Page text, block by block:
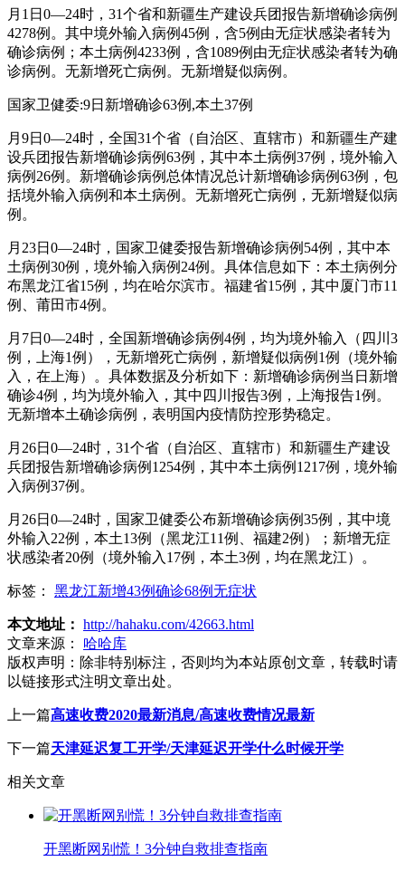
月1日0—24时，31个省和新疆生产建设兵团报告新增确诊病例
4278例。其中境外输入病例45例，含5例由无症状感染者转为
确诊病例；本土病例4233例，含1089例由无症状感染者转为确
诊病例。无新增死亡病例。无新增疑似病例。
国家卫健委:9日新增确诊63例,本土37例
月9日0—24时，全国31个省（自治区、直辖市）和新疆生产建
设兵团报告新增确诊病例63例，其中本土病例37例，境外输入
病例26例。新增确诊病例总体情况总计新增确诊病例63例，包
括境外输入病例和本土病例。无新增死亡病例，无新增疑似病
例。
月23日0—24时，国家卫健委报告新增确诊病例54例，其中本
土病例30例，境外输入病例24例。具体信息如下：本土病例分
布黑龙江省15例，均在哈尔滨市。福建省15例，其中厦门市11
例、莆田市4例。
月7日0—24时，全国新增确诊病例4例，均为境外输入（四川3
例，上海1例），无新增死亡病例，新增疑似病例1例（境外输
入，在上海）。具体数据及分析如下：新增确诊病例当日新增
确诊4例，均为境外输入，其中四川报告3例，上海报告1例。
无新增本土确诊病例，表明国内疫情防控形势稳定。
月26日0—24时，31个省（自治区、直辖市）和新疆生产建设
兵团报告新增确诊病例1254例，其中本土病例1217例，境外输
入病例37例。
月26日0—24时，国家卫健委公布新增确诊病例35例，其中境
外输入22例，本土13例（黑龙江11例、福建2例）；新增无症
状感染者20例（境外输入17例，本土3例，均在黑龙江）。
标签： 黑龙江新增43例确诊68例无症状
本文地址： http://hahaku.com/42663.html
文章来源：
哈哈库
版权声明： 除非特别标注，否则均为本站原创文章，转载时请
以链接形式注明文章出处。
上一篇高速收费2020最新消息/高速收费情况最新
下一篇天津延迟复工开学/天津延迟开学什么时候开学
相关文章
开黑断网别慌！3分钟自救排查指南